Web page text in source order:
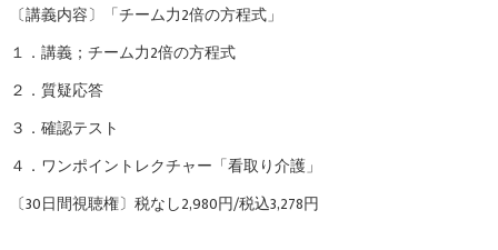
〔講義内容〕「チーム力2倍の方程式」
１．講義；チーム力2倍の方程式
２．質疑応答
３．確認テスト
４．ワンポイントレクチャー「看取り介護」
〔30日間視聴権〕税なし2,980円/税込3,278円